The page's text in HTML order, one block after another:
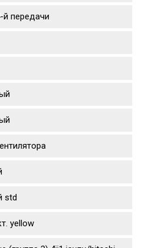
передачи
std
yellow